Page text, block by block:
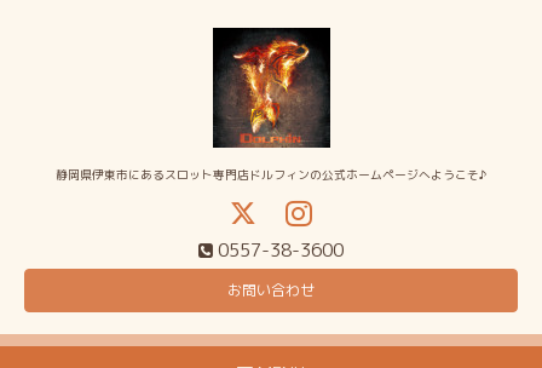
静岡県伊東市にあるスロット専門店ドルフィンの公式ホームページへようこそ♪
0557-38-3600
お問い合わせ